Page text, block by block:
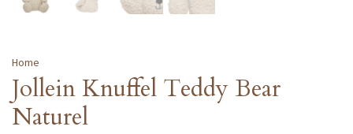
Home
Jollein Knuffel Teddy Bear
Naturel